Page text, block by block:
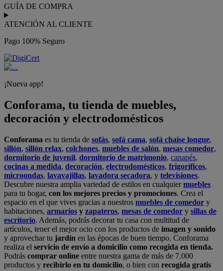
GUÍA DE COMPRA
ATENCIÓN AL CLIENTE
Pago 100% Seguro
¡Nueva app!
Conforama, tu tienda de muebles,
decoración y electrodomésticos
Conforama es tu tienda de sofás, sofá cama, sofá chaise longue,
sillón, sillón relax, colchones, muebles de salón, mesas comedor,
dormitorio de juvenil, dormitorio de matrimonio, canapés,
cocinas a medida, decoración, electrodomésticos, frigoríficos,
microondas, lavavajillas, lavadora secadora, y televisiones.
Descubre nuestra amplia variedad de estilos en cualquiermuebles
para tu hogar, con los mejores precios y promociones. Crea el
espacio en el que vives gracias a nuestros muebles de comedor y
habitaciones, armarios y zapateros, mesas de comedor y sillas de
escritorio. Además, podrás decorar tu casa con multitud de
artículos, tener el mejor ocio con los productos de imagen y sonido
y aprovechar tu jardín en las épocas de buen tiempo. Conforama
realiza el servicio de envío a domicilio como recogida en tienda.
Podrás comprar online entre nuestra gama de más de 7.000
productos y recibirlo en tu domicilio, o bien con recogida gratis